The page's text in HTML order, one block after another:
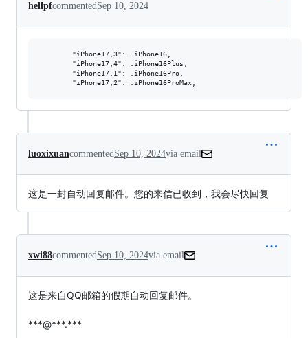
hellpfcommentedSep 10, 2024
        "iPhone17,3": .iPhone16,
        "iPhone17,4": .iPhone16Plus,
        "iPhone17,1": .iPhone16Pro,
luoxixuancommentedSep 10, 2024via email
这是一封自动回复邮件。您的来信已收到，我会尽快回复
xwi88commentedSep 10, 2024via email
这是来自QQ邮箱的假期自动回复邮件。
***@***.***